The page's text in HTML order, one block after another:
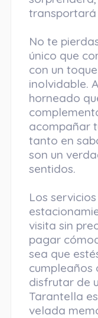
No te
único que
con un
inolvidable.
horneado
acompañar
tanto en
son un
sentidos.
Los
visita sin
pagar
sea que
cumpleaños
disfrutar de
Tarantella
velada